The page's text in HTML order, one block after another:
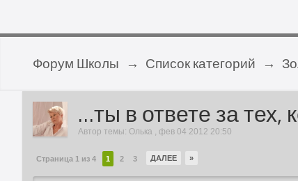
Форум Школы → Список категорий →
…ты в ответе за тех,
Автор темы: Олька ,фев 04 2012 20:50
Страница 1 из 4 1 2 3 ДАЛЕЕ »